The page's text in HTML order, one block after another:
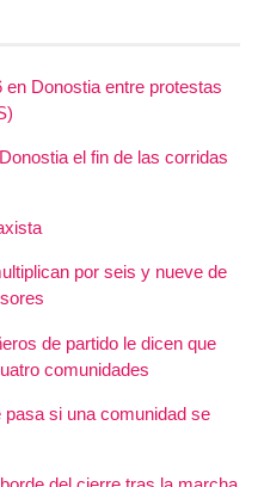
Donostia entre protestas
el fin de las corridas
por seis y nueve de
de partido le dicen que
comunidades
si una comunidad se